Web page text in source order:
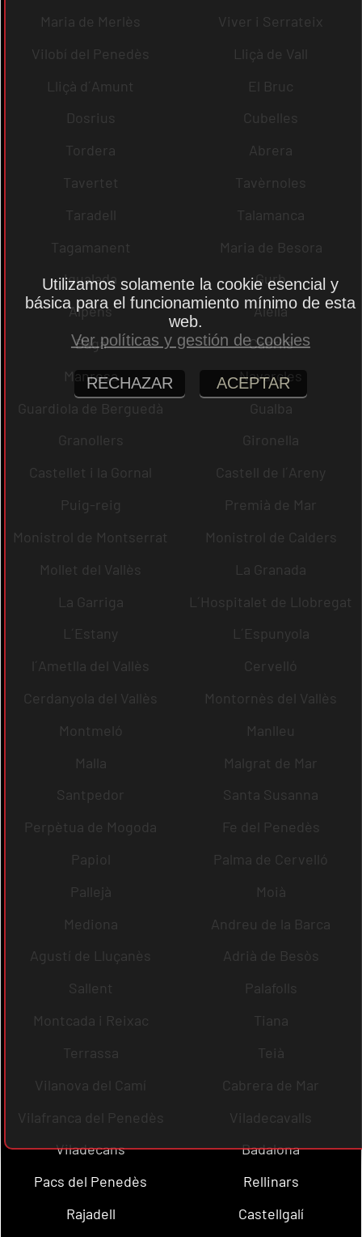
Maria de Merlès
Viver i Serrateix
Vilobí del Penedès
Lliçà de Vall
Lliçà d´Amunt
El Bruc
Dosrius
Cubelles
Tordera
Abrera
Tavertet
Tavèrnoles
Taradell
Talamanca
Tagamanent
Maria de Besora
Igualada
Gurb
Alpens
Alella
Bagà
Cabrils
Manresa
Navarcles
Guardiola de Berguedà
Gualba
Granollers
Gironella
Castellet i la Gornal
Castell de l´Areny
Puig-reig
Premià de Mar
Monistrol de Montserrat
Monistrol de Calders
Mollet del Vallès
La Granada
La Garriga
L´Hospitalet de Llobregat
L´Estany
L´Espunyola
l´Ametlla del Vallès
Cervelló
Cerdanyola del Vallès
Montornès del Vallès
Montmeló
Manlleu
Malla
Malgrat de Mar
Santpedor
Santa Susanna
Perpètua de Mogoda
Fe del Penedès
Papiol
Palma de Cervelló
Pallejà
Moià
Mediona
Andreu de la Barca
Agustí de Lluçanès
Adrià de Besòs
Sallent
Palafolls
Montcada i Reixac
Tiana
Terrassa
Teià
Vilanova del Camí
Cabrera de Mar
Vilafranca del Penedès
Viladecavalls
Viladecans
Badalona
Pacs del Penedès
Rellinars
Rajadell
Castellgalí
Utilizamos solamente la cookie esencial y
básica para el funcionamiento mínimo de esta
web.
Ver políticas y gestión de cookies
RECHAZAR ACEPTAR